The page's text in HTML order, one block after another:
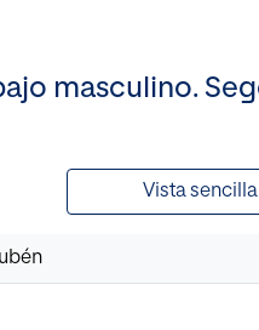
masculino.
Vista